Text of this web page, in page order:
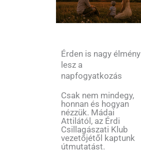
Érden is nagy élmény
lesz a
napfogyatkozás
Csak nem mindegy,
honnan és hogyan
nézzük. Mádai
Attilától, az Érdi
Csillagászati Klub
vezetőjétől kaptunk
útmutatást.